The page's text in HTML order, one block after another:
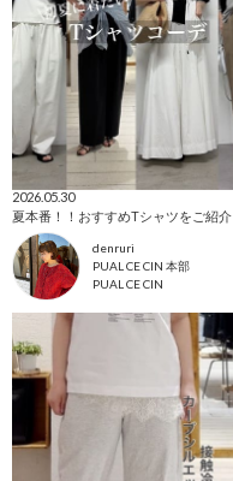
2026.05.30
夏本番！！おすすめTシャツをご紹介
denruri
PUAL CE CIN 本部
PUAL CE CIN